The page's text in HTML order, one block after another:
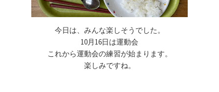
今日は、みんな楽しそうでした。
10月16日は運動会
これから運動会の練習が始まります。
楽しみですね。